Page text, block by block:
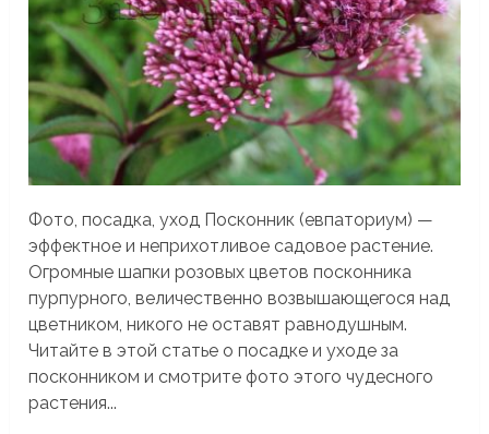
Фото, посадка, уход Посконник (евпаториум) —
эффектное и неприхотливое садовое растение.
Огромные шапки розовых цветов посконника
пурпурного, величественно возвышающегося над
цветником, никого не оставят равнодушным.
Читайте в этой статье о посадке и уходе за
посконником и смотрите фото этого чудесного
растения...